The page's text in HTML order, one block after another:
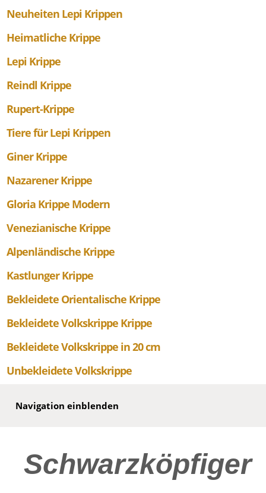
Neuheiten Lepi Krippen
Heimatliche Krippe
Lepi Krippe
Reindl Krippe
Rupert-Krippe
Tiere für Lepi Krippen
Giner Krippe
Nazarener Krippe
Gloria Krippe Modern
Venezianische Krippe
Alpenländische Krippe
Kastlunger Krippe
Bekleidete Orientalische Krippe
Bekleidete Volkskrippe Krippe
Bekleidete Volkskrippe in 20 cm
Unbekleidete Volkskrippe
Navigation einblenden
Schwarzköpfiger